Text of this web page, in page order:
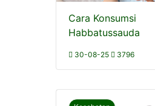
Cara Konsumsi
Habbatussauda
30-08-25 3796